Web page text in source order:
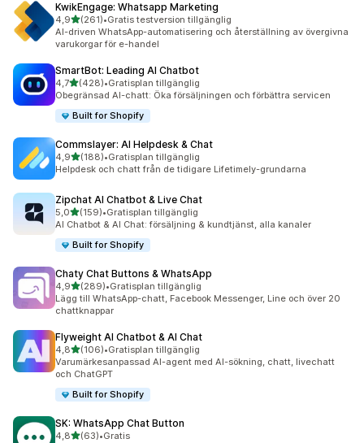
KwikEngage: Whatsapp Marketing
4,9av 5 stjärnor
(261)
261 recensioner totalt
•Gratis testversion tillgänglig
AI-driven WhatsApp-automatisering och återställning av övergivna
varukorgar för e-handel
SmartBot: Leading AI Chatbot
4,7av 5 stjärnor
(428)
428 recensioner totalt
•Gratisplan tillgänglig
Obegränsad AI-chatt: Öka försäljningen och förbättra servicen
Built for Shopify
Commslayer: AI Helpdesk & Chat
4,9av 5 stjärnor
(188)
188 recensioner totalt
•Gratisplan tillgänglig
Helpdesk och chatt från de tidigare Lifetimely-grundarna
Zipchat AI Chatbot & Live Chat
5,0av 5 stjärnor
(159)
159 recensioner totalt
•Gratisplan tillgänglig
AI Chatbot & AI Chat: försäljning & kundtjänst, alla kanaler
Built for Shopify
Chaty Chat Buttons & WhatsApp
4,9av 5 stjärnor
(289)
289 recensioner totalt
•Gratisplan tillgänglig
Lägg till WhatsApp-chatt, Facebook Messenger, Line och över 20
chattknappar
Flyweight AI Chatbot & AI Chat
4,8av 5 stjärnor
(106)
106 recensioner totalt
•Gratisplan tillgänglig
Varumärkesanpassad AI-agent med AI-sökning, chatt, livechatt
och ChatGPT
Built for Shopify
SK: WhatsApp Chat Button
4,8av 5 stjärnor
(63)
63 recensioner totalt
•Gratis